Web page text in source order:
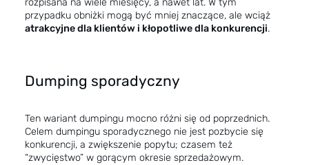
rozpisana na wiele miesięcy, a nawet lat. W tym
przypadku obniżki mogą być mniej znaczące, ale wciąż
atrakcyjne dla klientów i kłopotliwe dla konkurencji.
Dumping sporadyczny
Ten wariant dumpingu mocno różni się od poprzednich.
Celem dumpingu sporadycznego nie jest pozbycie się
konkurencji, a zwiększenie popytu; czasem też
“zwycięstwo” w gorącym okresie sprzedażowym.